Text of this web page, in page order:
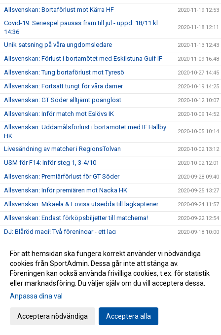
Allsvenskan: Bortaförlust mot Kärra HF 2020-11-19 12:53
Covid-19: Seriespel pausas fram till jul - uppd. 18/11 kl
14:36
2020-11-18 12:11
Unik satsning på våra ungdomsledare 2020-11-13 12:43
Allsvenskan: Förlust i bortamötet med Eskilstuna Guif IF 2020-11-09 16:48
Allsvenskan: Tung bortaförlust mot Tyresö 2020-10-27 14:45
Allsvenskan: Fortsatt tungt för våra damer 2020-10-19 14:25
Allsvenskan: GT Söder alltjämt poänglöst 2020-10-12 10:07
Allsvenskan: Inför match mot Eslövs IK 2020-10-09 14:52
Allsvenskan: Uddamålsförlust i bortamötet med IF Hallby
HK
2020-10-05 10:14
Livesändning av matcher i RegionsTolvan 2020-10-02 13:12
USM för F14: Inför steg 1, 3-4/10 2020-10-02 12:01
Allsvenskan: Premiärförlust för GT Söder 2020-09-28 09:40
Allsvenskan: Inför premiären mot Nacka HK 2020-09-25 13:27
Allsvenskan: Mikaela & Lovisa utsedda till lagkaptener 2020-09-24 11:57
Allsvenskan: Endast förköpsbiljetter till matcherna! 2020-09-22 12:54
DJ: Blåröd magi! Två föreningar - ett lag 2020-09-18 10:00
Allsvenskan: Köp säsongskort och säkra din plats! 2020-09-11 11:25
Andrea Larsson - en av våra utbildade ledare 2020-09-02 11:47
Allsvenskan: Sara Noreen klar för GT Söder 2020-09-01 12:25
Rapport från årsmötet 2020
Allsvenskan: Thea Bergman i damtruppen
För att hemsidan ska fungera korrekt använder vi nödvändiga
cookies från SportAdmin. Dessa går inte att stänga av.
Föreningen kan också använda frivilliga cookies, t.ex. för statistik
eller marknadsföring. Du väljer själv om du vill acceptera dessa.
Anpassa dina val
Acceptera nödvändiga Acceptera alla